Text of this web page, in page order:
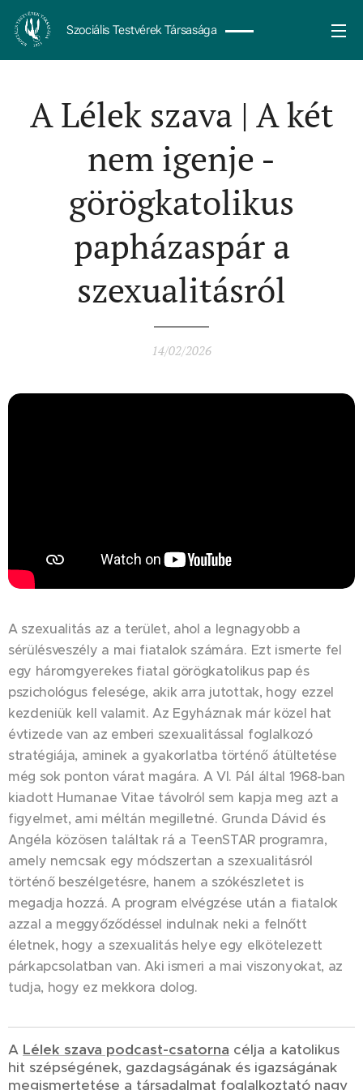
Szociális Testvérek Társasága
A Lélek szava | A két
nem igenje -
görögkatolikus
papházaspár a
szexualitásról
14/02/2026
A szexualitás az a terület, ahol a legnagyobb a
sérülésveszély a mai fiatalok számára. Ezt ismerte fel
egy háromgyerekes fiatal görögkatolikus pap és
pszichológus felesége, akik arra jutottak, hogy ezzel
kezdeniük kell valamit. Az Egyháznak már közel hat
évtizede van az emberi szexualitással foglalkozó
stratégiája, aminek a gyakorlatba történő átültetése
még sok ponton várat magára. A VI. Pál által 1968-ban
kiadott Humanae Vitae távolról sem kapja meg azt a
figyelmet, ami méltán megilletné. Grunda Dávid és
Angéla közösen találtak rá a TeenSTAR programra,
amely nemcsak egy módszertan a szexualitásról
történő beszélgetésre, hanem a szókészletet is
megadja hozzá. A program elvégzése után a fiatalok
azzal a meggyőződéssel indulnak neki a felnőtt
életnek, hogy a szexualitás helye egy elkötelezett
párkapcsolatban van. Aki ismeri a mai viszonyokat, az
tudja, hogy ez mekkora dolog.
A Lélek szava podcast-csatorna célja a katolikus
hit szépségének, gazdagságának és igazságának
megismertetése a társadalmat foglalkoztató nagy